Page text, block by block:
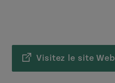
Visitez le site Web